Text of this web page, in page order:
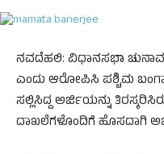
ನವದೆಹಲಿ: ವಿಧಾನಸಭಾ
ಎಂದು ಆರೋಪಿಸಿ ಪಶ್ಚಿಮ
ಸಲ್ಲಿಸಿದ್ದ ಅರ್ಜಿಯನ್ನು
ದಾಖಲೆಗಳೊಂದಿಗೆ ಹೊಸದಾಗಿ